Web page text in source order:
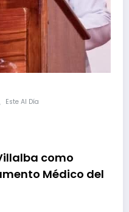
Este Al Día
como
Médico del